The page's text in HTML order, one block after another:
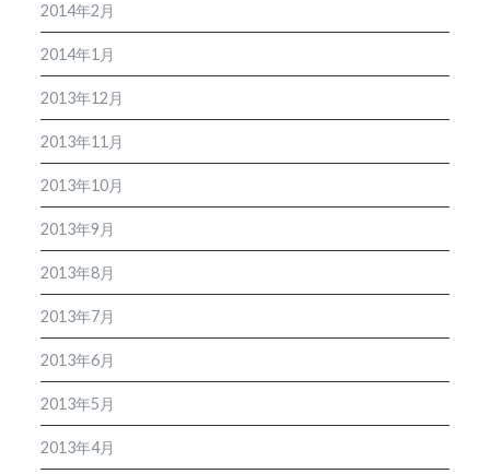
2014年2月
2014年1月
2013年12月
2013年11月
2013年10月
2013年9月
2013年8月
2013年7月
2013年6月
2013年5月
2013年4月